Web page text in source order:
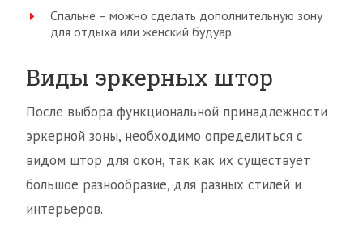
Спальне – можно сделать дополнительную зону
для отдыха или женский будуар.
Виды эркерных штор
После выбора функциональной принадлежности
эркерной зоны, необходимо определиться с
видом штор для окон, так как их существует
большое разнообразие, для разных стилей и
интерьеров.